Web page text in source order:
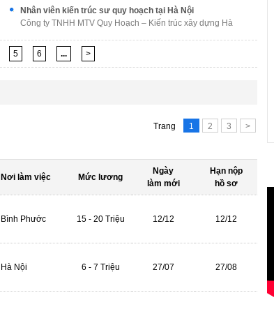
Nhân viên kiến trúc sư quy hoạch tại Hà Nội
Công ty TNHH MTV Quy Hoạch – Kiến trúc xây dựng Hà
5 6 ... >
Trang 1 2 3 >
Nơi làm việc Mức lương
Ngày
làm mới
Hạn nộp
hồ sơ
Bình Phước 15 - 20 Triệu 12/12 12/12
Hà Nội 6 - 7 Triệu 27/07 27/08